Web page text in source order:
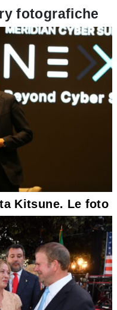
fotografiche
Kitsune. Le foto